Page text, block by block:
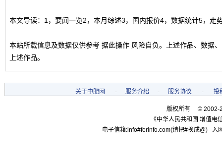
本文导读：1，要闻一览2，本月综述3，国内报价4，数据统计5，走
本站所载信息及数据仅供参考 据此操作 风险自负。上述作品、数据
上述作品。
关于中肥网 - 服务介绍 - 服务协议 - 投
版权所有 © 2002-
《中华人民共和国 增值电
电子信箱:info#ferinfo.com(请把#换成@)